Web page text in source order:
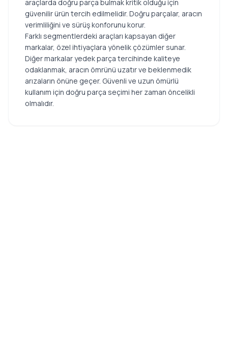
araçlarda doğru parça bulmak kritik olduğu için
güvenilir ürün tercih edilmelidir. Doğru parçalar, aracın
verimliliğini ve sürüş konforunu korur.
Farklı segmentlerdeki araçları kapsayan diğer
markalar, özel ihtiyaçlara yönelik çözümler sunar.
Diğer markalar yedek parça tercihinde kaliteye
odaklanmak, aracın ömrünü uzatır ve beklenmedik
arızaların önüne geçer. Güvenli ve uzun ömürlü
kullanım için doğru parça seçimi her zaman öncelikli
olmalıdır.